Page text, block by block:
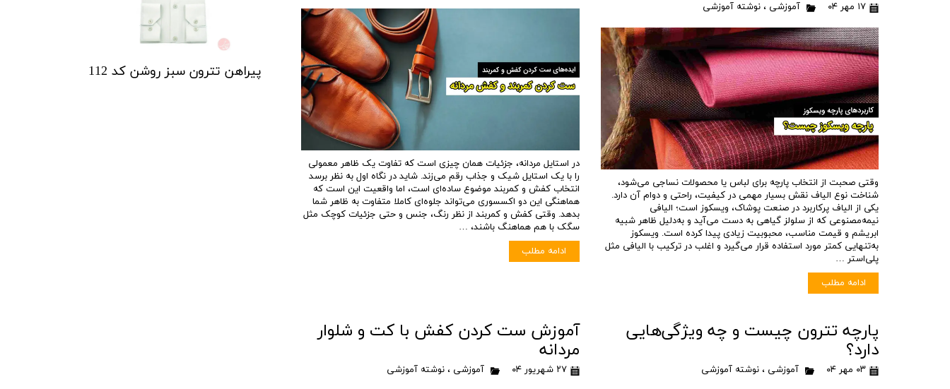
۱۷ مهر ۰۴ آموزشی ، نوشته آموزشی
وقتی صحبت از انتخاب پارچه برای لباس یا محصولات نساجی می‌شود،
شناخت نوع الیاف نقش بسیار مهمی در کیفیت، راحتی و دوام آن دارد.
یکی از الیاف پرکاربرد در صنعت پوشاک، ویسکوز است؛ الیافی
نیمه‌مصنوعی که از سلولز گیاهی به دست می‌آید و به‌دلیل ظاهر شبیه
ابریشم و قیمت مناسب، محبوبیت زیادی پیدا کرده است. ویسکوز
به‌تنهایی کمتر مورد استفاده قرار می‌گیرد و اغلب در ترکیب با الیافی مثل
پلی‌استر …
ادامه مطلب
در استایل مردانه، جزئیات همان چیزی است که تفاوت یک ظاهر معمولی
را با یک استایل شیک و جذاب رقم می‌زند. شاید در نگاه اول به نظر برسد
انتخاب کفش و کمربند موضوع ساده‌ای است، اما واقعیت این است که
هماهنگی این دو اکسسوری می‌تواند جلوه‌ای کاملا متفاوت به ظاهر شما
بدهد. وقتی کفش و کمربند از نظر رنگ، جنس و حتی جزئیات کوچک مثل
سگک با هم هماهنگ باشند، …
ادامه مطلب
پارچه تترون چیست و چه ویژگی‌هایی
دارد؟
۰۳ مهر ۰۴ آموزشی ، نوشته آموزشی
آموزش ست کردن کفش با کت و شلوار
مردانه
۲۷ شهریور ۰۴ آموزشی ،نوشته آموزشی
پیراهن تترون سبز روشن کد 112